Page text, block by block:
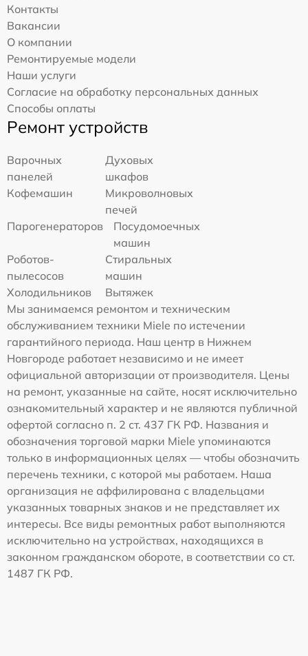
Контакты
Вакансии
О компании
Ремонтируемые модели
Наши услуги
Согласие на обработку персональных данных
Способы оплаты
Ремонт устройств
Варочных
панелей
Духовых
шкафов
Кофемашин
Микроволновых
печей
Парогенераторов
Посудомоечных
машин
Роботов-
пылесосов
Стиральных
машин
Холодильников
Вытяжек
Мы занимаемся ремонтом и техническим
обслуживанием техники Miele по истечении
гарантийного периода. Наш центр в Нижнем
Новгороде работает независимо и не имеет
официальной авторизации от производителя. Цены
на ремонт, указанные на сайте, носят исключительно
ознакомительный характер и не являются публичной
офертой согласно п. 2 ст. 437 ГК РФ. Названия и
обозначения торговой марки Miele упоминаются
только в информационных целях — чтобы обозначить
перечень техники, с которой мы работаем. Наша
организация не аффилирована с владельцами
указанных товарных знаков и не представляет их
интересы. Все виды ремонтных работ выполняются
исключительно на устройствах, находящихся в
законном гражданском обороте, в соответствии со ст.
1487 ГК РФ.